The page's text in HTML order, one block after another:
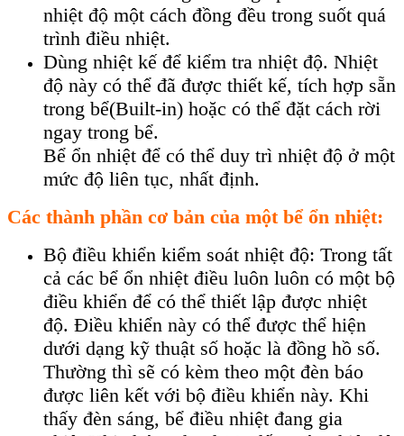
nhiệt độ một cách đồng đều trong suốt quá
trình điều nhiệt.
Dùng nhiệt kế để kiểm tra nhiệt độ. Nhiệt
độ này có thể đã được thiết kế, tích hợp sẵn
trong bể(Built-in) hoặc có thể đặt cách rời
ngay trong bể.
Bể ổn nhiệt để có thể duy trì nhiệt độ ở một
mức độ liên tục, nhất định.
Các thành phần cơ bản của một bể ổn nhiệt:
Bộ điều khiển kiểm soát nhiệt độ: Trong tất
cả các bể ổn nhiệt điều luôn luôn có một bộ
điều khiển để có thể thiết lập được nhiệt
độ. Điều khiển này có thể được thể hiện
dưới dạng kỹ thuật số hoặc là đồng hồ số.
Thường thì sẽ có kèm theo một đèn báo
được liên kết với bộ điều khiển này. Khi
thấy đèn sáng, bể điều nhiệt đang gia